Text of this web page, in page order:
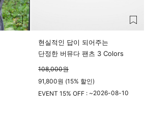
현실적인 답이 되어주는
단정한 버뮤다 팬츠 3 Colors
108,000원
91,800원 (15% 할인)
EVENT 15% OFF : ~2026-08-10